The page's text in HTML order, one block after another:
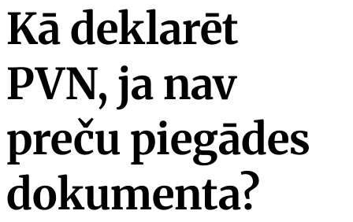
Kā deklarēt
PVN, ja nav
preču piegādes
dokumenta?